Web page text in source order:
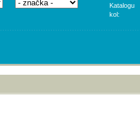
Katalogu
kol: